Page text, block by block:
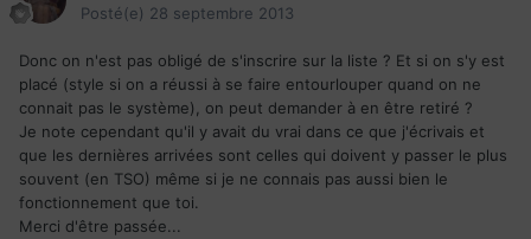
Posté(e) 28 septembre 2013
Donc on n'est pas obligé de s'inscrire sur la liste ? Et si on s'y est
placé (style si on a réussi à se faire entourlouper quand on ne
connait pas le système), on peut demander à en être retiré ?
Je note cependant qu'il y avait du vrai dans ce que j'écrivais et
que les dernières arrivées sont celles qui doivent y passer le plus
souvent (en TSO) même si je ne connais pas aussi bien le
fonctionnement que toi.
Merci d'être passée...